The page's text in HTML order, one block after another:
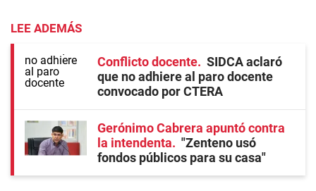
LEE ADEMÁS
Conflicto docente
SIDCA aclaró
que no adhiere al paro docente
convocado por CTERA
Gerónimo Cabrera apuntó contra
la intendenta
"Zenteno usó
fondos públicos para su casa"